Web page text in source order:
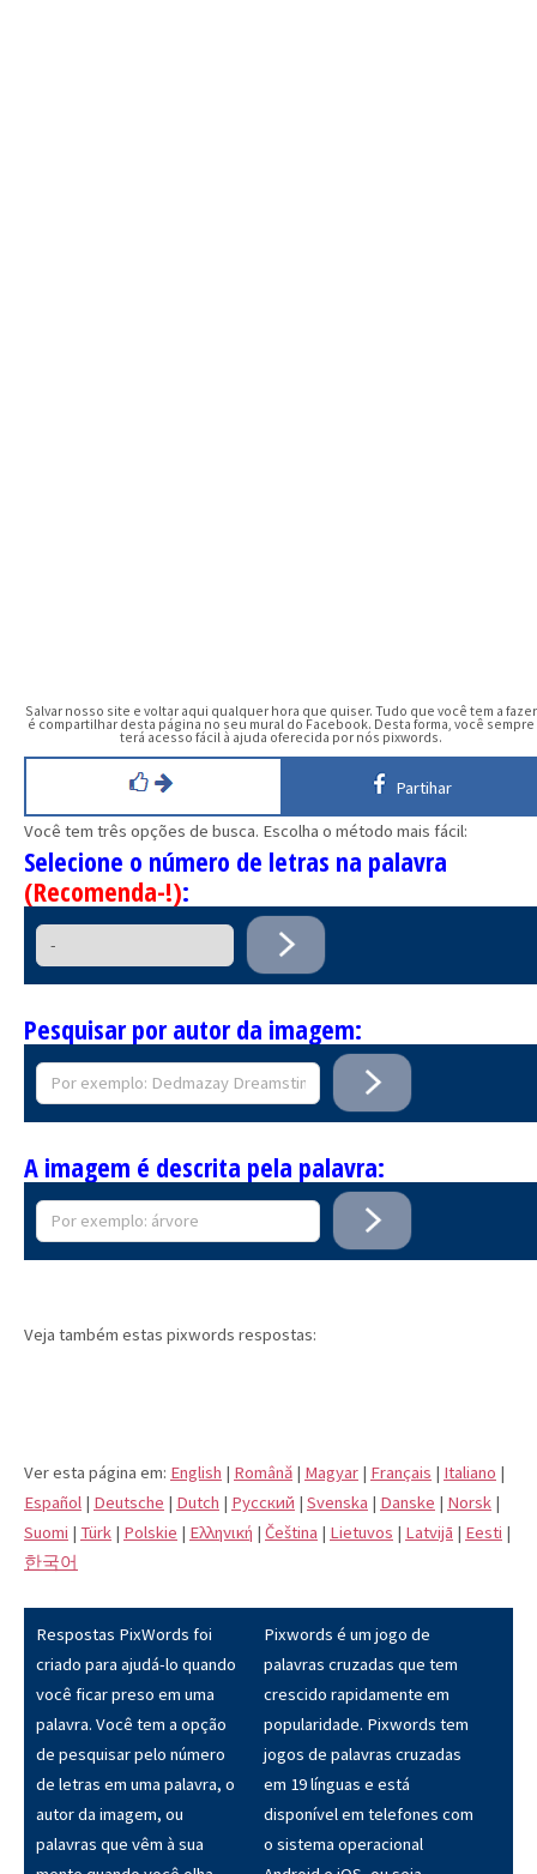
Salvar nosso site e voltar aqui qualquer hora que quiser. Tudo que você tem a fazer
é compartilhar desta página no seu mural do Facebook. Desta forma, você sempre
terá acesso fácil à ajuda oferecida por nós pixwords.
Partihar
Você tem três opções de busca. Escolha o método mais fácil:
Selecione o número de letras na palavra
(Recomenda-!):
Pesquisar por autor da imagem:
A imagem é descrita pela palavra:
Veja também estas pixwords respostas:
Ver esta página em: English | Română | Magyar | Français | Italiano |
Español | Deutsche | Dutch | Pусский | Svenska | Danske | Norsk |
Suomi | Türk | Polskie | Eλληνική | Čeština | Lietuvos | Latvijā | Eesti |
한국어
Respostas PixWords foi
criado para ajudá-lo quando
você ficar preso em uma
palavra. Você tem a opção
de pesquisar pelo número
de letras em uma palavra, o
autor da imagem, ou
palavras que vêm à sua
Pixwords é um jogo de
palavras cruzadas que tem
crescido rapidamente em
popularidade. Pixwords tem
jogos de palavras cruzadas
em 19 línguas e está
disponível em telefones com
o sistema operacional